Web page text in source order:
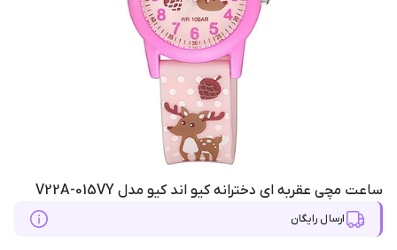
ساعت مچی عقربه ای دخترانه کیو اند کیو مدل V22A-015VY
ارسال رایگان